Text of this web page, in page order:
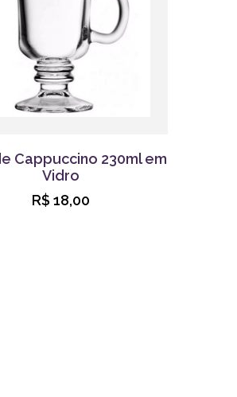
Cappuccino 230ml em
Vidro
R$ 18,00